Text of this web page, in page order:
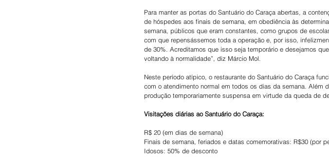
Para manter as portas do Santuário do Caraça abertas, a
de hóspedes aos finais de semana, em obediência às
semana, públicos que eram constantes, como grupos de
com que repensássemos toda a operação e, por isso,
de 30%. Acreditamos que isso seja temporário e desejamos
voltando à normalidade”, diz Márcio Mol.
Neste período atípico, o restaurante do Santuário do Caraça
com o atendimento normal em todos os dias da semana. Além
produção temporariamente suspensa em virtude da queda de
Visitações diárias ao Santuário do Caraça:
R$ 20 (em dias de semana)
Finais de semana, feriados e datas comemorativas: R$30 (por
Idosos: 50% de desconto